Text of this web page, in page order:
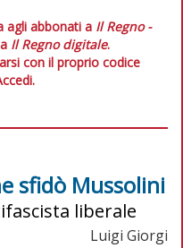
agli abbonati a Il Regno -
Il Regno digitale.
con il proprio codice
sfidò Mussolini
liberale
Luigi Giorgi